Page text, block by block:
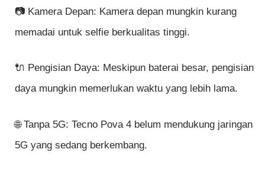
📷 Kamera Depan: Kamera depan mungkin kurang
memadai untuk selfie berkualitas tinggi.
🔌 Pengisian Daya: Meskipun baterai besar, pengisian
daya mungkin memerlukan waktu yang lebih lama.
🌐 Tanpa 5G: Tecno Pova 4 belum mendukung jaringan
5G yang sedang berkembang.